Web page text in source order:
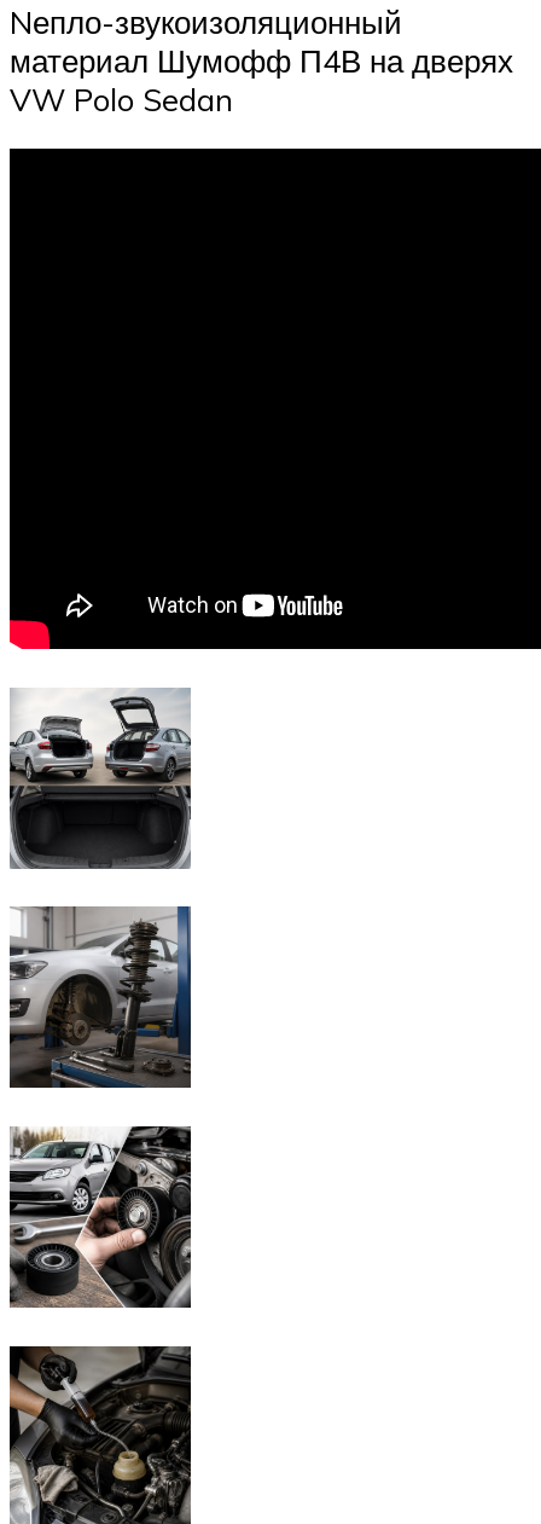
Nепло-звукоизоляционный
материал Шумофф П4В на дверях
VW Polo Sedan